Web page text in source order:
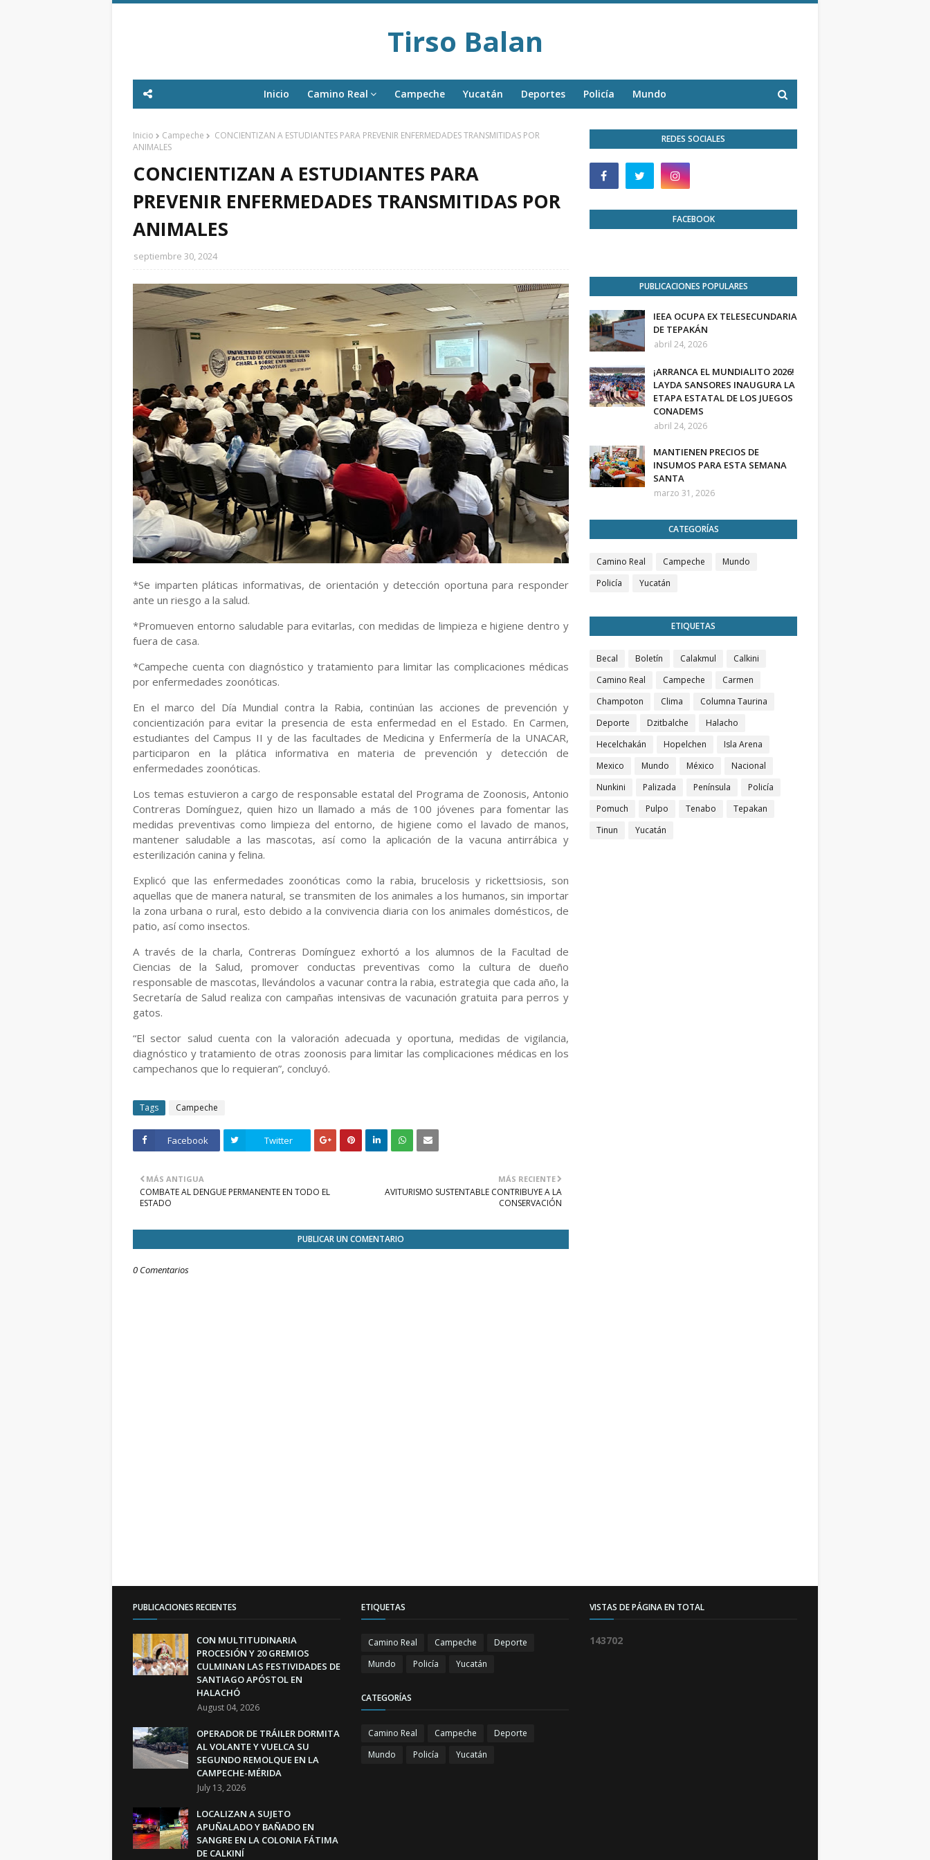
Tirso Balan
Inicio Camino Real Campeche Yucatán Deportes Policía Mundo
Inicio Campeche
CONCIENTIZAN A ESTUDIANTES PARA PREVENIR ENFERMEDADES TRANSMITIDAS POR
ANIMALES
CONCIENTIZAN A ESTUDIANTES PARA
PREVENIR ENFERMEDADES TRANSMITIDAS POR
ANIMALES
septiembre 30, 2024
*Se imparten pláticas informativas, de orientación y detección oportuna para responder
ante un riesgo a la salud.
*Promueven entorno saludable para evitarlas, con medidas de limpieza e higiene dentro y
fuera de casa.
*Campeche cuenta con diagnóstico y tratamiento para limitar las complicaciones médicas
por enfermedades zoonóticas.
En el marco del Día Mundial contra la Rabia, continúan las acciones de prevención y
concientización para evitar la presencia de esta enfermedad en el Estado. En Carmen,
estudiantes del Campus II y de las facultades de Medicina y Enfermería de la UNACAR,
participaron en la plática informativa en materia de prevención y detección de
enfermedades zoonóticas.
Los temas estuvieron a cargo de responsable estatal del Programa de Zoonosis, Antonio
Contreras Domínguez, quien hizo un llamado a más de 100 jóvenes para fomentar las
medidas preventivas como limpieza del entorno, de higiene como el lavado de manos,
mantener saludable a las mascotas, así como la aplicación de la vacuna antirrábica y
esterilización canina y felina.
Explicó que las enfermedades zoonóticas como la rabia, brucelosis y rickettsiosis, son
aquellas que de manera natural, se transmiten de los animales a los humanos, sin importar
la zona urbana o rural, esto debido a la convivencia diaria con los animales domésticos, de
patio, así como insectos.
A través de la charla, Contreras Domínguez exhortó a los alumnos de la Facultad de
Ciencias de la Salud, promover conductas preventivas como la cultura de dueño
responsable de mascotas, llevándolos a vacunar contra la rabia, estrategia que cada año, la
Secretaría de Salud realiza con campañas intensivas de vacunación gratuita para perros y
gatos.
“El sector salud cuenta con la valoración adecuada y oportuna, medidas de vigilancia,
diagnóstico y tratamiento de otras zoonosis para limitar las complicaciones médicas en los
campechanos que lo requieran”, concluyó.
Tags Campeche
Facebook Twitter
MÁS RECIENTE
AVITURISMO SUSTENTABLE CONTRIBUYE A LA
CONSERVACIÓN
MÁS ANTIGUA
COMBATE AL DENGUE PERMANENTE EN TODO EL
ESTADO
PUBLICAR UN COMENTARIO
0 Comentarios
REDES SOCIALES
FACEBOOK
PUBLICACIONES POPULARES
IEEA OCUPA EX TELESECUNDARIA
DE TEPAKÁN
abril 24, 2026
¡ARRANCA EL MUNDIALITO 2026!
LAYDA SANSORES INAUGURA LA
ETAPA ESTATAL DE LOS JUEGOS
CONADEMS
abril 24, 2026
MANTIENEN PRECIOS DE
INSUMOS PARA ESTA SEMANA
SANTA
marzo 31, 2026
CATEGORÍAS
Camino Real Campeche
Mundo
Policía
Yucatán
ETIQUETAS
Becal Boletín Calakmul
Calkini
Camino Real
Campeche
Carmen
Champoton
Clima
Columna Taurina
Deporte
Dzitbalche
Halacho
Hecelchakán
Hopelchen
Isla Arena
Mexico
Mundo México
Nacional
Nunkini
Palizada Península
Policía
Pomuch
Pulpo Tenabo
Tepakan
Tinun
Yucatán
PUBLICACIONES RECIENTES
CON MULTITUDINARIA
PROCESIÓN Y 20 GREMIOS
CULMINAN LAS FESTIVIDADES DE
SANTIAGO APÓSTOL EN
HALACHÓ
August 04, 2026
OPERADOR DE TRÁILER DORMITA
AL VOLANTE Y VUELCA SU
SEGUNDO REMOLQUE EN LA
CAMPECHE-MÉRIDA
July 13, 2026
LOCALIZAN A SUJETO
APUÑALADO Y BAÑADO EN
SANGRE EN LA COLONIA FÁTIMA
DE CALKINÍ
ETIQUETAS
Camino Real Campeche
Deporte
Mundo
Policía Yucatán
CATEGORÍAS
Camino Real Campeche
Deporte
Mundo
Policía Yucatán
VISTAS DE PÁGINA EN TOTAL
143702